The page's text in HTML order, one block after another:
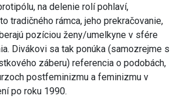
na delenie rolí pohlaví,
tradičného rámca, jeho prekračovanie,
pozíciou ženy/umelkyne v sfére
Divákovi sa tak ponúka (samozrejme s
záberu) referencia o podobách,
postfeminizmu a feminizmu v
po roku 1990.